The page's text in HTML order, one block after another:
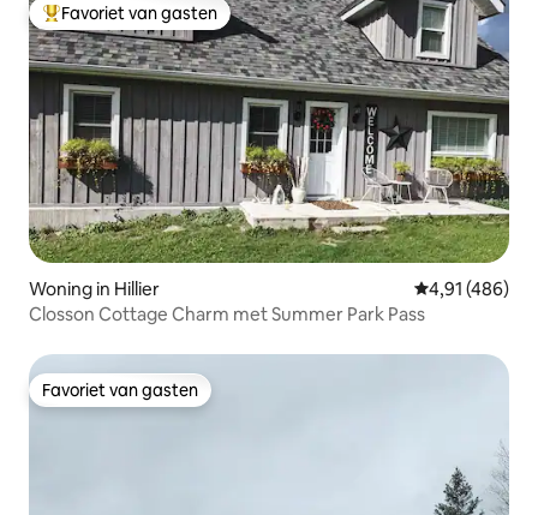
Topfavoriet van gasten
Favoriet van gasten
Woning in Hillier Gemiddelde
4,91 (486)
Closson Cottage Charm met Summer Park Pass
Favoriet van gasten
Favoriet van gasten